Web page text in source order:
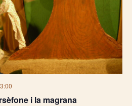
i la magrana